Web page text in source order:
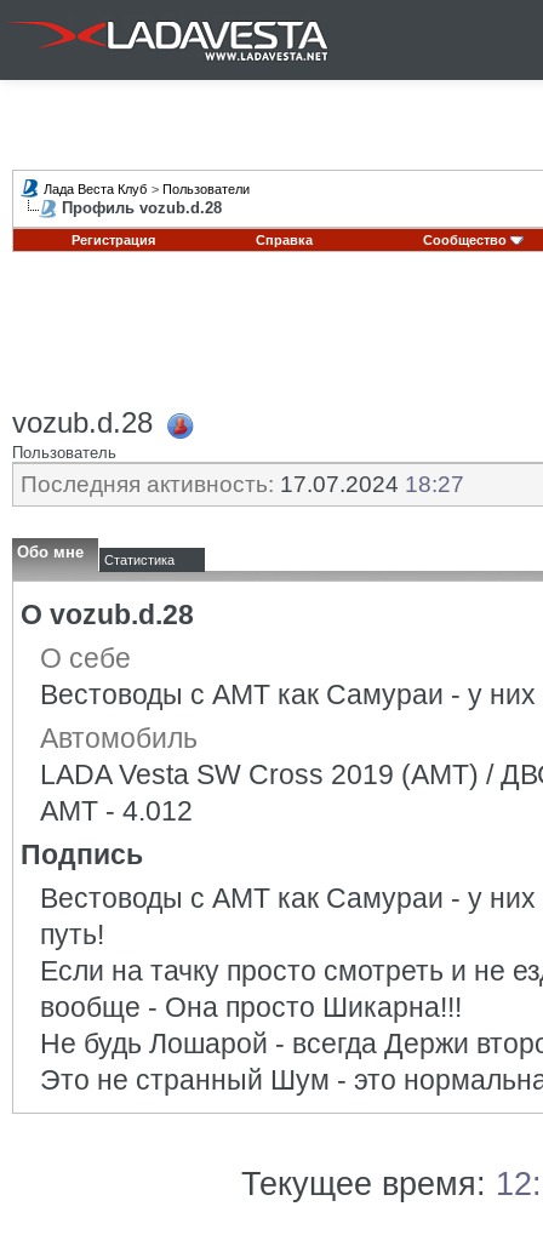
Лада Веста Клуб > Пользователи
Профиль vozub.d.28
Регистрация Справка Сообщество
vozub.d.28
Пользователь
Последняя активность: 17.07.2024 18:27
Обо мне Статистика
О vozub.d.28
О себе
Вестоводы с АМТ как Самураи - у них
Автомобиль
LADA Vesta SW Cross 2019 (AMT) /
АМТ - 4.012
Подпись
Вестоводы с АМТ как Самураи - у них
путь!
Если на тачку просто смотреть и не
вообще - Она просто Шикарна!!!
Не будь Лошарой - всегда Держи
Это не странный Шум - это
Текущее время: